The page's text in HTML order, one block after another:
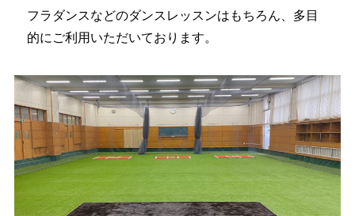
フラダンスなどのダンスレッスンはもちろん、多目
的にご利用いただいております。